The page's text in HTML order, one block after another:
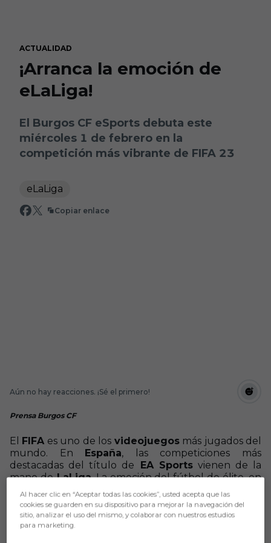
ACTUALIDAD
¡Arranca la emoción de
eLaLiga!
El Burgos CF eSports debuta este
miércoles 1 de febrero en la
competición más vibrante de FIFA 23
eLaLiga
Copiar enlace
Aún no hay reacciones. ¡Sé el primero!
Prensa Burgos CF
El FIFA es uno de los videojuegosmás jugados del
mundo. En España, las competiciones más
destacadas del título de EA Sportsvienen de la
mano deLaLiga. La emoción del fútbol de élite, en
el que están representados clubes de Primera y
Segunda División, ya arrancó coneLaLiga
Santander Cup, que sirvió para abrir boca, pero
nada como el
Al hacer clic en “Aceptar todas las cookies”, usted acepta que las
cookies se guarden en su dispositivo para mejorar la navegación del
sitio, analizar el uso del mismo, y colaborar con nuestros estudios
para marketing.